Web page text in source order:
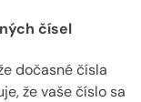
čísel
dočasné čísla
že vaše číslo sa